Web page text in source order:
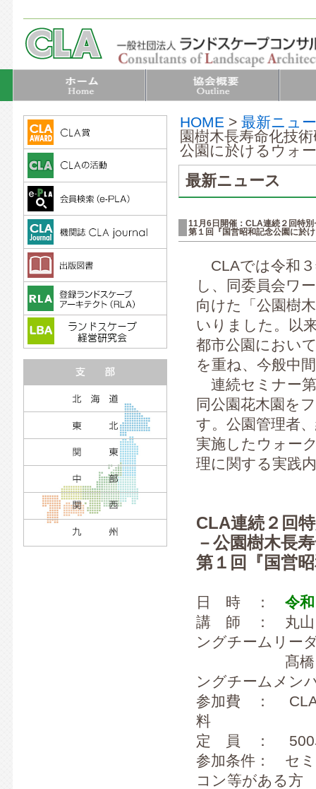
HOME > 最新ニュ
園樹木長寿命化技
公園に於けるウォ
最新ニュース
11月6日開催：CLA連続２回特
第１回『国営昭和記念公園に於
CLAでは令和３
し、同委員会ワ
向けた「公園樹
いりました。以
都市公園におい
を重ね、今般中
連続セミナー第
同公園花木園を
す。公園管理者
実施したウォー
理に関する実践
CLA連続２回
－公園樹木長
第１回『国営
日 時 ： 令
講 師 ： 丸山
ングチームリー
髙橋 和嗣 公
ングチームメン
参加費 ： CLA
料
定 員 ： 500
参加条件： セミ
コン等がある方